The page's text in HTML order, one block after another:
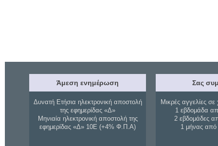
Άμεση ενημέρωση
Δυνατή Ετήσια ηλεκτρονική αποστολή
της εφημερίδας «Δ»
Μηνιαία ηλεκτρονική αποστολή της
εφημερίδας «Δ» 10Ε (+4% Φ.Π.Α)
Σας
Μικρές αγγελίες σε
1 εβδομάδα
2 εβδομάδες
1 μήνας